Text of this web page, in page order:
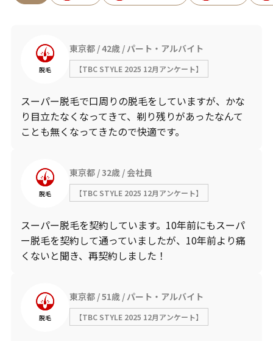
脱毛
東京都 42歳 パート・アルバイト
【TBC STYLE 2025 12月アンケート】
スーパー脱毛で口周りの脱毛をしていますが、かな
り目立たなくなってきて、剃り残りがあったなんて
ことも無くなってきたので快適です。
脱毛
東京都 32歳 会社員
【TBC STYLE 2025 12月アンケート】
スーパー脱毛を契約しています。10年前にもスーパ
ー脱毛を契約して通っていましたが、10年前より痛
くないと聞き、再契約しました！
脱毛
東京都 51歳 パート・アルバイト
【TBC STYLE 2025 12月アンケート】